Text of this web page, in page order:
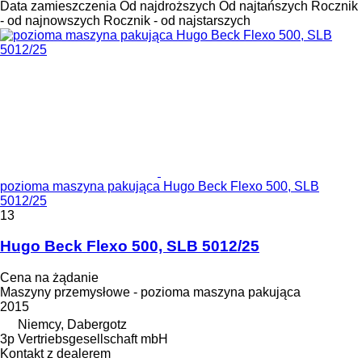
Data zamieszczenia Od najdroższych Od najtańszych Rocznik
- od najnowszych Rocznik - od najstarszych
pozioma maszyna pakująca Hugo Beck Flexo 500, SLB
5012/25
13
Hugo Beck Flexo 500, SLB 5012/25
Cena na żądanie
Maszyny przemysłowe - pozioma maszyna pakująca
2015
Niemcy, Dabergotz
3p Vertriebsgesellschaft mbH
Kontakt z dealerem